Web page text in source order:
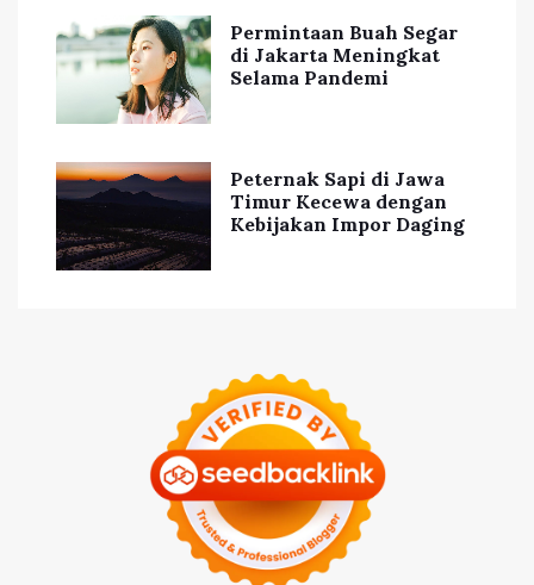
Permintaan Buah Segar
di Jakarta Meningkat
Selama Pandemi
Peternak Sapi di Jawa
Timur Kecewa dengan
Kebijakan Impor Daging